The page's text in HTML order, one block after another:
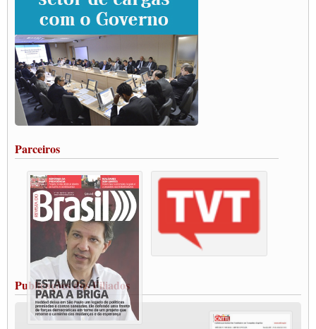
Grande Conquista da Categoria transporte de Cargas e Caminhoneiros Autonomos
ENCONTRO INTERNACIONAL EM APOIO A CLASSE TRABALHADORA
DO BRASIL E A ELEIÇÃO 2022
Carta às Brasileiras e aos Brasileiros em Defesa do Estado Democrático de Direito
Paulinho, presidente da CNTTL, faz balanço do 3º Congresso da CNTTL
Caminhoneiros aprovam greve a partir do 1º de novembro
Rodoviários de Feira Santana fazem Assembleia para avaliar proposta de reajuste
salarial
Vacina Já: Lockdown de 24 horas dos trabalhadores em transportes está mantido,
Condutores de Guarulhos farão greve sanitária nesta terça-feira (20)
Paralisação dos Caminhoneiros na #BR285, entrocamento que liga o Mercosul ao
Rio Grande
Caminhoneiros bloqueiam duas faixas na Castello Branco e fazem protesto
Modal-Live #13 Aumento da Violência Contra Mulher e o Adoecimento da Classe
Trabalhadora em Tempos de Pandemia
MODAL-LIVE#12 POLÍTICAS PÚBLICAS DE TRANSPORTE PARA A
CLASSE TRABALHADORA E ELEIÇÕES NA PANDEMIA
MODAL-LIVE#11 POLÍTICAS PÚBLICAS DE TRANSPORTE
JUVENTUDE DO TRANSPORTE: POR QUE DEVEMOS NOS ORGANIZAR?
Parceiros
Publicações dos Filiados